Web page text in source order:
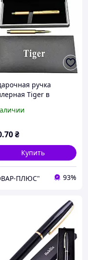
ручка
Tiger в
.70₴
Купить
ПЛЮС" 93%